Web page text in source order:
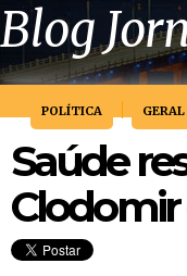
Blog
POLÍTICA GERAL
Saúde
Clodomir